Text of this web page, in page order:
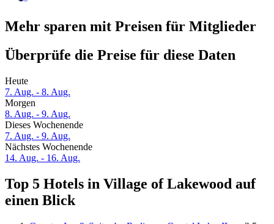
Mehr sparen mit Preisen für Mitglieder
Überprüfe die Preise für diese Daten
Heute
7. Aug. - 8. Aug.
Morgen
8. Aug. - 9. Aug.
Dieses Wochenende
7. Aug. - 9. Aug.
Nächstes Wochenende
14. Aug. - 16. Aug.
Top 5 Hotels in Village of Lakewood auf
einen Blick